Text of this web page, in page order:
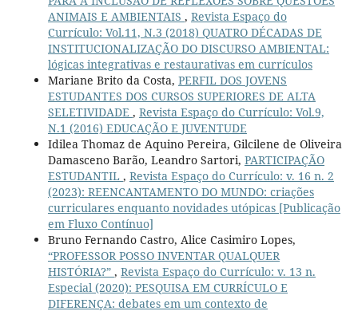
ANIMAIS E AMBIENTAIS , Revista Espaço do
Currículo: Vol.11, N.3 (2018) QUATRO DÉCADAS DE
INSTITUCIONALIZAÇÃO DO DISCURSO AMBIENTAL:
lógicas integrativas e restaurativas em currículos
Mariane Brito da Costa, PERFIL DOS JOVENS
ESTUDANTES DOS CURSOS SUPERIORES DE ALTA
SELETIVIDADE , Revista Espaço do Currículo: Vol.9,
N.1 (2016) EDUCAÇÃO E JUVENTUDE
Idilea Thomaz de Aquino Pereira, Gilcilene de Oliveira
Damasceno Barão, Leandro Sartori, PARTICIPAÇÃO
ESTUDANTIL , Revista Espaço do Currículo: v. 16 n. 2
(2023): REENCANTAMENTO DO MUNDO: criações
curriculares enquanto novidades utópicas [Publicação
em Fluxo Contínuo]
Bruno Fernando Castro, Alice Casimiro Lopes,
“PROFESSOR POSSO INVENTAR QUALQUER
HISTÓRIA?” , Revista Espaço do Currículo: v. 13 n.
Especial (2020): PESQUISA EM CURRÍCULO E
DIFERENÇA: debates em um contexto de